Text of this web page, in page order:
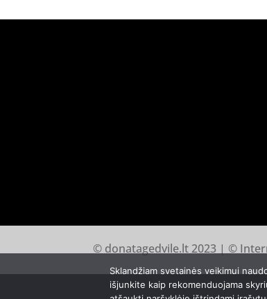
© donatagedvile.lt 2023 | ©
Sklandžiam svetainės veikimui
išjunkite kaip rekomenduojama